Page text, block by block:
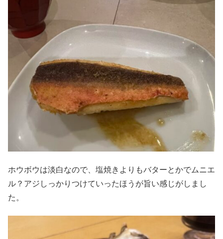
ホウボウは淡白なので、塩焼きよりもバターとかでムニエ
ル？アジしっかりつけていったほうが旨い感じがしまし
た。